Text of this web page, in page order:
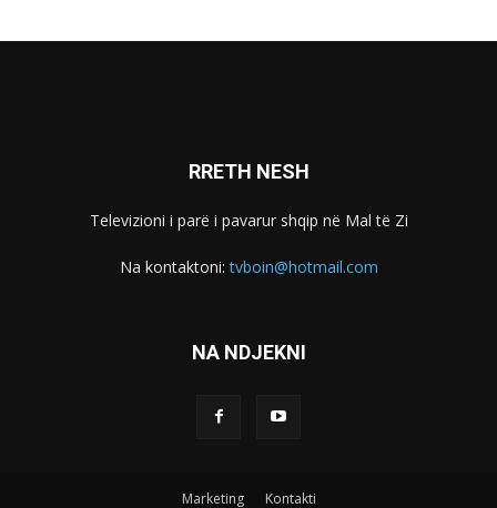
RRETH NESH
Televizioni i parë i pavarur shqip në Mal të Zi
Na kontaktoni:tvboin@hotmail.com
NA NDJEKNI
Marketing Kontakti